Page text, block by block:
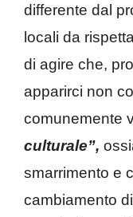
differente dal
locali da
di agire che,
apparirci non
comunemente
culturale”,
smarrimento e
cambiamento